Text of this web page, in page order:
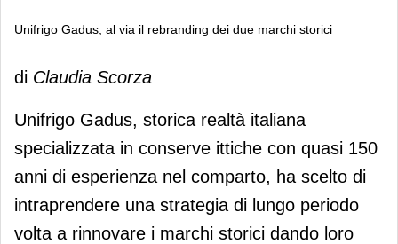
Unifrigo Gadus, al via il rebranding dei due marchi storici
Unifrigo Gadus, al via il rebranding
dei due marchi storici
di Claudia Scorza
Unifrigo Gadus, storica realtà italiana
specializzata in conserve ittiche con quasi 150
anni di esperienza nel comparto, ha scelto di
intraprendere una strategia di lungo periodo
volta a rinnovare i marchi storici dando loro